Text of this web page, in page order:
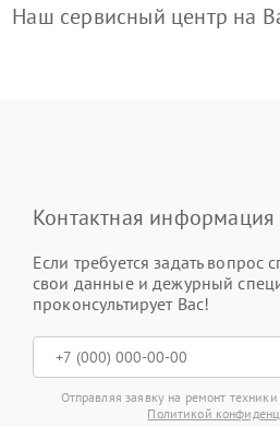
Наш сервисный центр на
Контактная информация
Если требуется задать вопрос
свои данные и дежурный
проконсультирует Вас!
Отправляя заявку на ремонт
Политикой